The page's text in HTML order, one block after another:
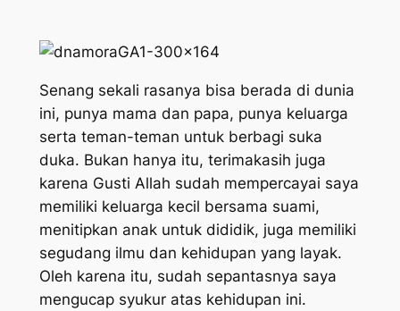
Senang sekali rasanya bisa berada di dunia
ini, punya mama dan papa, punya keluarga
serta teman-teman untuk berbagi suka
duka. Bukan hanya itu, terimakasih juga
karena Gusti Allah sudah mempercayai saya
memiliki keluarga kecil bersama suami,
menitipkan anak untuk dididik, juga memiliki
segudang ilmu dan kehidupan yang layak.
Oleh karena itu, sudah sepantasnya saya
mengucap syukur atas kehidupan ini.